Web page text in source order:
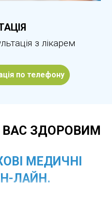
з лікарем
по телефону
ЗДОРОВИМ
МЕДИЧНІ
ЛАЙН.
медичну